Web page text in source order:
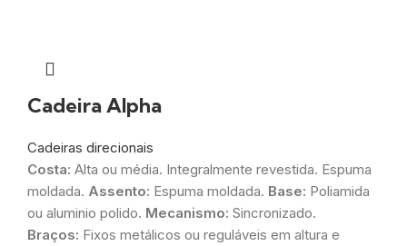
Cadeira Alpha
Cadeiras direcionais
Costa: Alta ou média. Integralmente revestida. Espuma
moldada. Assento: Espuma moldada. Base: Poliamida
ou aluminio polido. Mecanismo: Sincronizado.
Braços: Fixos metálicos ou reguláveis em altura e